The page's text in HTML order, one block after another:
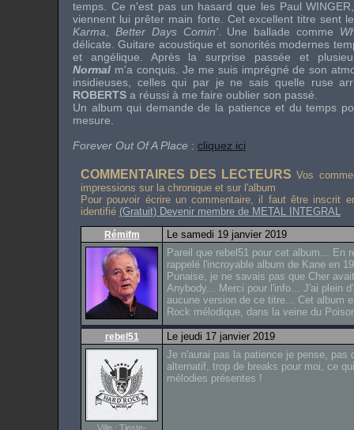
temps. Ce n'est pas un hasard que les Paul WINGER
viennent lui prêter main forte. Cet excellent titre sent
Karma
Better Days Comin'. Une ballade comme
délicate. Guitare acoustique et sonorités modernes
et angélique. Après la surprise passée et
Normal m'a conquis. Je me suis imprégné de son
insidieuses, celles qui par je ne sais quelle ruse
ROBERTS a réussi à me faire oublier son passé.
Un album qui demande de la patience et du temps
mesure.
Forever Out Of A Place : cliquez ici
COMMENTAIRES DES LECTEURS Vos
impressions sur la chronique et sur l'album
Pour pouvoir écrire un commentaire, il faut être inscrit
identifié (Gratuit) Devenir membre de METAL INTEGRAL
Rémifm
Le samedi 19 janvier 2019
Pareil que rebel51 pour cet album... En
rappelé l'incroyable album de Kane en
Punaise, je ne savais pas que Cher
Anybody... Merci pour l'info... J'ai plein
aucune version de ce titre... Cet album
Rock mélodique, dans la veine du
rebel51 Le jeudi 17 janvier 2019
Ville : Tieste-
Je n'aurai pas la patience je pense, pas
alternatif, trop de breaks pour moi, ce
mélodies présentes !